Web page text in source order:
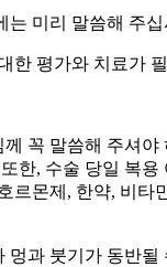
는 미리 말씀해 주십
한 평가와 치료가
꼭 말씀해 주셔
한, 수술 당일 복
몬제, 한약, 비타
멍과 붓기가 동반될